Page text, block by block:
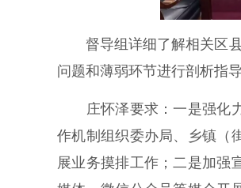
督导组详细了解相关区县
问题和薄弱环节进行剖析指导
庄怀泽要求：一是强化力
作机制组织委办局、乡镇（
展业务摸排工作；二是加强